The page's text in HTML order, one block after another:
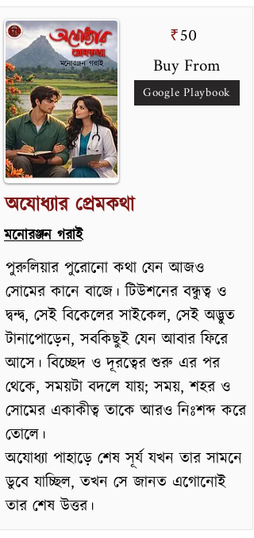
₹50
Buy From
Google Playbook
অযোধ্যার প্রেমকথা
মনোরঞ্জন গরাই
পুরুলিয়ার পুরোনো কথা যেন আজও
সোমের কানে বাজে। টিউশনের বন্ধুত্ব ও
দ্বন্দ্ব, সেই বিকেলের সাইকেল, সেই অদ্ভুত
টানাপোড়েন, সবকিছুই যেন আবার ফিরে
আসে। বিচ্ছেদ ও দূরত্বের শুরু এর পর
থেকে, সময়টা বদলে যায়; সময়, শহর ও
সোমের একাকীত্ব তাকে আরও নিঃশব্দ করে
তোলে।
অযোধ্যা পাহাড়ে শেষ সূর্য যখন তার সামনে
ডুবে যাচ্ছিল, তখন সে জানত এগোনোই
তার শেষ উত্তর।